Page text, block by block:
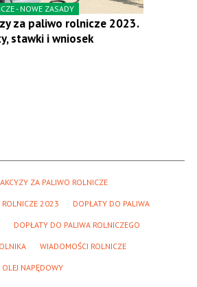
- NOWE ZASADY
za paliwo rolnicze 2023.
stawki i wniosek
ZA PALIWO ROLNICZE
ROLNICZE 2023 DOPŁATY DO PALIWA
DOPŁATY DO PALIWA ROLNICZEGO
WIADOMOŚCI ROLNICZE
OLEJ NAPĘDOWY